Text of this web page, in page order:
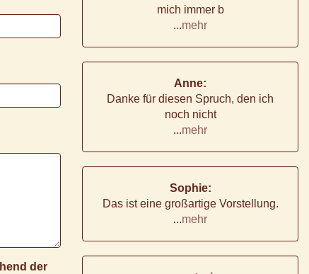
der
mich immer b
...mehr
Anne:
Danke für diesen Spruch, den ich
noch nicht
...mehr
Sophie:
Das ist eine großartige Vorstellung.
...mehr